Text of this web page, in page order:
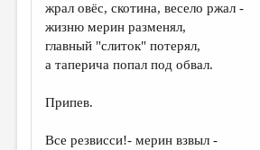
ЭССЕИСТИКА
ЛИТЕРАТУРОВЕДЕНИЕ
КУЛЬТУРОВЕДЕНИЕ
ПУБЛИЦИСТИКА
РЕЦЕНЗИРОВАНИЕ
жрал овёс, скотина, весело ржал -
жизню мерин разменял,
главный "слиток" потерял,
а таперича попал под обвал.
Припев.
Все резвисси!- мерин взвыл -